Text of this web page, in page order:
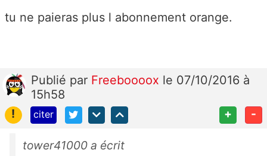
tu ne paieras plus l abonnement orange.
Publié par Freeboooox le 07/10/2016 à
15h58
!
citer + -
tower41000 a écrit